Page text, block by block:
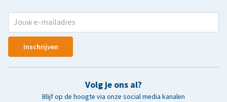
Inschrijven
Volg je ons al?
Blijf op de hoogte via onze social media kanalen